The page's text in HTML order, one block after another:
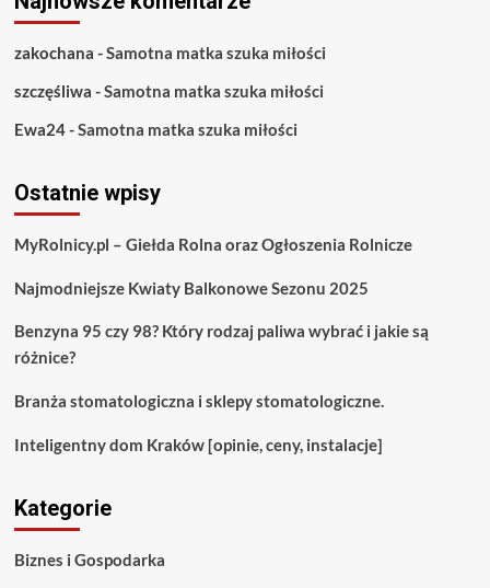
zakochana -Samotna matka szuka miłości
szczęśliwa -Samotna matka szuka miłości
Ewa24-Samotna matka szuka miłości
Ostatnie wpisy
MyRolnicy.pl – Giełda Rolna oraz Ogłoszenia Rolnicze
Najmodniejsze Kwiaty Balkonowe Sezonu 2025
Benzyna 95 czy 98? Który rodzaj paliwa wybrać i jakie są
różnice?
Branża stomatologiczna i sklepy stomatologiczne.
Inteligentny dom Kraków [opinie, ceny, instalacje]
Kategorie
Biznes i Gospodarka